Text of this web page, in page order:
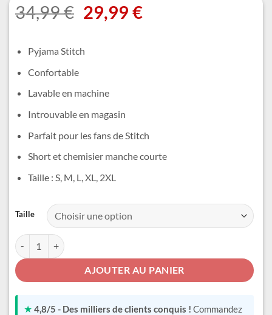
34,99€ Le
prix
initial
29,99 €Le
Pyjama Stitch
Confortable
Lavable en machine
Introuvable en magasin
Parfait pour les fans de Stitch
Short et chemisier manche courte
Taille : S, M, L, XL, 2XL
Taille
quantité de Pyjama été Stitch
AJOUTER AU PANIER
Alternative:
★ 4,8/5 - Des milliers de clients conquis ! Commandez